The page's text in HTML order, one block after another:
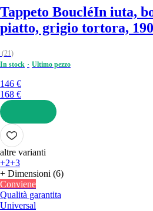
Tappeto BoucléIn iuta,
piatto, grigio tortora,
(21)
In stock
Ultimo pezzo
146 €
168 €
AGGIUNGI
altre varianti
+2+3
+ Dimensioni (6)
Conviene
Qualità garantita
Universal